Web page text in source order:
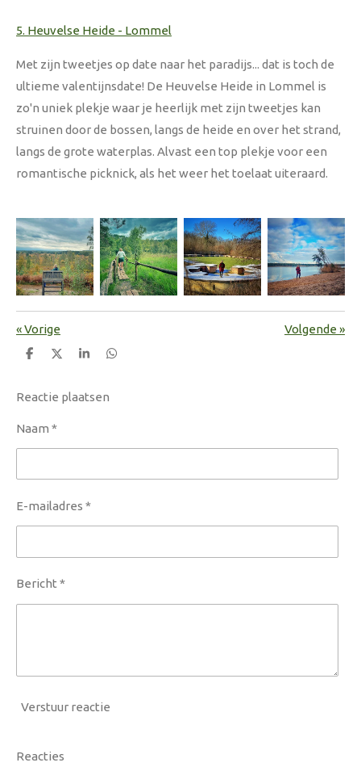
5. Heuvelse Heide - Lommel
Met zijn tweetjes op date naar het paradijs... dat is toch de
ultieme valentijnsdate! De Heuvelse Heide in Lommel is
zo'n uniek plekje waar je heerlijk met zijn tweetjes kan
struinen door de bossen, langs de heide en over het strand,
langs de grote waterplas. Alvast een top plekje voor een
romantische picknick, als het weer het toelaat uiteraard.
«Vorige Volgende»
D
e
D
l
S
r
D
Reactie plaatsen
Naam *
E-mailadres *
Bericht *
Verstuur reactie
Reacties